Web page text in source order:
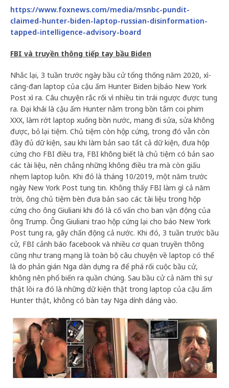
https://www.foxnews.com/media/msnbc-pundit-
claimed-hunter-biden-laptop-russian-disinformation-
tapped-intelligence-advisory-board
FBI và truyền thông tiếp tay bầu Biden
Nhắc lại, 3 tuần trước ngày bầu cử tổng thống năm 2020, xì-
căng-đan laptop của cậu ấm Hunter Biden bị báo New York
Post xì ra. Câu chuyện rắc rối vì nhiều tin trái ngược được tung
ra. Đại khái là cậu ấm Hunter nằm trong bồn tắm coi phim
XXX, làm rớt laptop xuống bồn nước, mang đi sửa, sửa không
được, bỏ lại tiệm. Chủ tiệm còn hộp cứng, trong đó vẫn còn
đầy đủ dữ kiện, sau khi làm bản sao tất cả dữ kiện, đưa hộp
cứng cho FBI điều tra, FBI không biết là chủ tiệm có bản sao
các tài liệu, nên chẳng những không điều tra mà còn giấu
nhẹm laptop luôn. Khi đó là tháng 10/2019, một năm trước
ngày New York Post tung tin. Không thấy FBI làm gì cả năm
trời, ông chủ tiệm bèn đưa bản sao các tài liệu trong hộp
cứng cho ông Giuliani khi đó là cố vấn cho ban vận động của
ông Trump. Ông Giuliani trao hộp cứng lại cho báo New York
Post tung ra, gây chấn động cả nước. Khi đó, 3 tuần trước bầu
cử, FBI cảnh báo facebook và nhiều cơ quan truyền thông
cũng như trang mạng là toàn bộ câu chuyện về laptop có thể
là do phản gián Nga dàn dựng ra để phá rối cuộc bầu cử,
không nên phổ biến ra quần chúng. Sau bầu cử cả năm thì sự
thật lòi ra đó là những dữ kiện thật trong laptop của cậu ấm
Hunter thật, không có bàn tay Nga dính dáng vào.